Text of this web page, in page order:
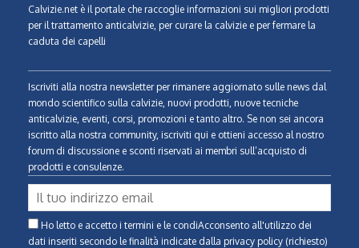
Calvizie.net è il portale che raccoglie informazioni sui migliori prodotti
per il trattamento anticalvizie, per curare la calvizie e per fermare la
caduta dei capelli
Iscriviti alla nostra newsletter per rimanere aggiornato sulle news dal
mondo scientifico sulla calvizie, nuovi prodotti, nuove tecniche
anticalvizie, eventi, corsi, promozioni e tanto altro. Se non sei ancora
iscritto alla nostra community, iscriviti qui e ottieni accesso al nostro
forum di discussione e sconti riservati ai membri sull’acquisto di
prodotti e consulenze.
Ho letto e accetto i termini e le condiAcconsento all'utilizzo dei
dati inseriti secondo le finalità indicate dalla privacy policy (richiesto)